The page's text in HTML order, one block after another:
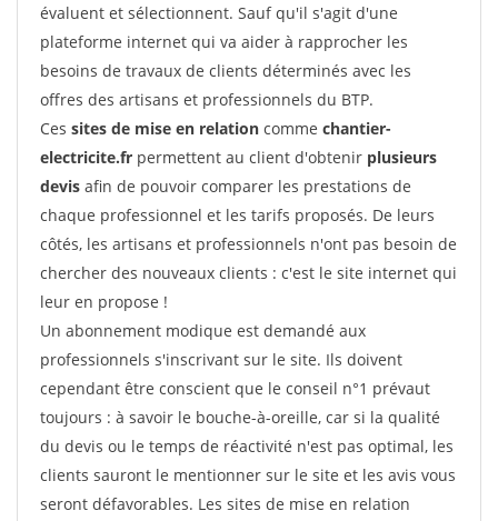
évaluent et sélectionnent. Sauf qu'il s'agit d'une
plateforme internet qui va aider à rapprocher les
besoins de travaux de clients déterminés avec les
offres des artisans et professionnels du BTP.
Ces sites de mise en relation comme chantier-
electricite.fr permettent au client d'obtenir plusieurs
devis afin de pouvoir comparer les prestations de
chaque professionnel et les tarifs proposés. De leurs
côtés, les artisans et professionnels n'ont pas besoin de
chercher des nouveaux clients : c'est le site internet qui
leur en propose !
Un abonnement modique est demandé aux
professionnels s'inscrivant sur le site. Ils doivent
cependant être conscient que le conseil n°1 prévaut
toujours : à savoir le bouche-à-oreille, car si la qualité
du devis ou le temps de réactivité n'est pas optimal, les
clients sauront le mentionner sur le site et les avis vous
seront défavorables. Les sites de mise en relation